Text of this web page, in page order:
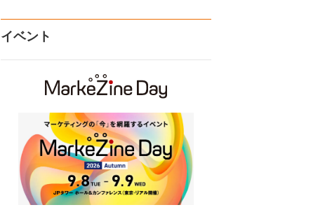
イベント